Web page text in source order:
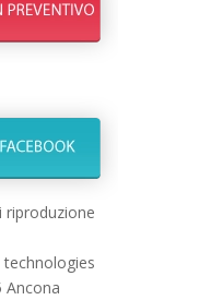
riproduzione
technologies
Ancona